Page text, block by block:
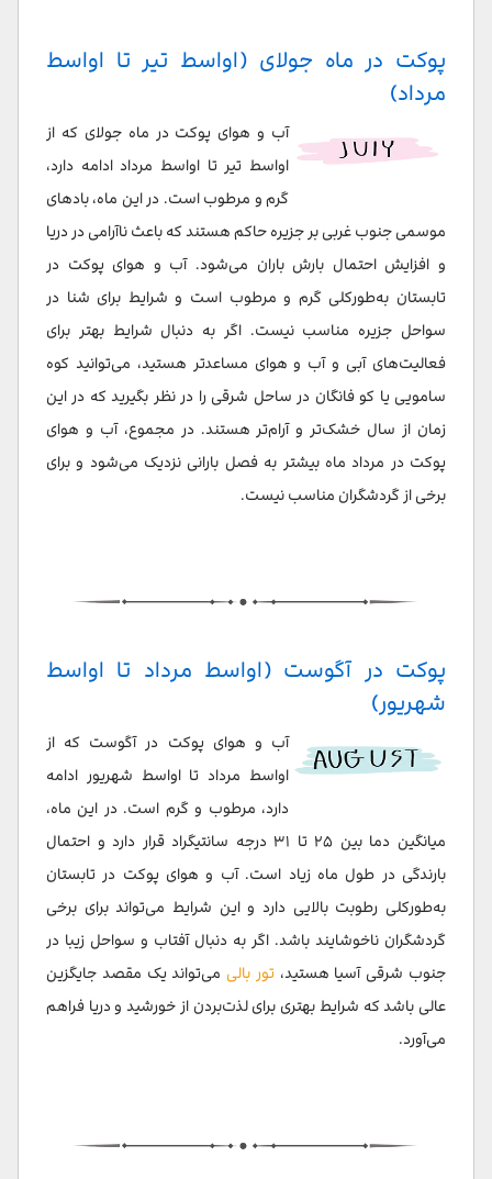
پوکت در ماه جولای (اواسط تیر تا اواسط
مرداد)
آب و هوای پوکت در ماه جولای که از
اواسط تیر تا اواسط مرداد ادامه دارد،
گرم و مرطوب است. در این ماه، بادهای
موسمی جنوب غربی بر جزیره حاکم هستند که باعث ناآرامی در دریا
و افزایش احتمال بارش باران می‌شود. آب و هوای پوکت در
تابستان به‌طورکلی گرم و مرطوب است و شرایط برای شنا در
سواحل جزیره مناسب نیست. اگر به دنبال شرایط بهتر برای
فعالیت‌های آبی و آب و هوای مساعدتر هستید، می‌توانید کوه
سامویی یا کو فانگان در ساحل شرقی را در نظر بگیرید که در این
زمان از سال خشک‌تر و آرام‌تر هستند. در مجموع، آب و هوای
پوکت در مرداد ماه بیشتر به فصل بارانی نزدیک می‌شود و برای
برخی از گردشگران مناسب نیست.
پوکت در آگوست (اواسط مرداد تا اواسط
شهریور)
آب و هوای پوکت در آگوست که از
اواسط مرداد تا اواسط شهریور ادامه
دارد، مرطوب و گرم است. در این ماه،
میانگین دما بین ۲۵ تا ۳۱ درجه سانتیگراد قرار دارد و احتمال
بارندگی در طول ماه زیاد است. آب و هوای پوکت در تابستان
به‌طورکلی رطوبت بالایی دارد و این شرایط می‌تواند برای برخی
گردشگران ناخوشایند باشد. اگر به دنبال آفتاب و سواحل زیبا در
جنوب شرقی آسیا هستید، تور بالی می‌تواند یک مقصد جایگزین
عالی باشد که شرایط بهتری برای لذت‌بردن از خورشید و دریا فراهم
می‌آورد.